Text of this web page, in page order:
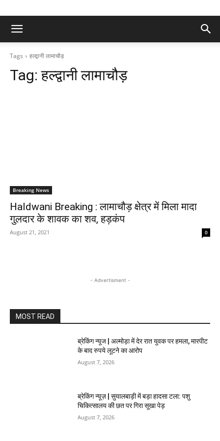
Tags हल्द्वानी लामाचौड़
Tag:हल्द्वानी लामाचौड़
Breaking News
Haldwani Breaking : लामाचौड़ क्षेत्र में मिला मादा
गुलदार के शावक का शव, हड़कंप
August 21, 2021 0
- Advertisment -
MOST READ
ब्रेकिंग न्यूज | अल्मोड़ा में देर रात युवक पर हमला, मारपीट
के बाद रुपये लूटने का आरोप
August 7, 2026
ब्रेकिंग न्यूज़ | सुयालबाड़ी में बड़ा हादसा टला: पशु
चिकित्सालय की छत पर गिरा सूखा पेड़
August 7, 2026